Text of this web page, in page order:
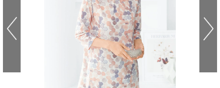
カーテン・ラグ・ファブリック
美容・健康・サプリメント
制服・スクールすべて
制服・学生服
ジュニア・ティーンズ下着
大きいサイズ通販すべて
大きいサイズ レディース服
バーゲン
カーテン・ラグ・ファブリック
ジュニア・ティーンズ下着
大きいサイズ通販すべて
大きいサイズ レディース服
大きいサイズ レディース下着
詳細検索